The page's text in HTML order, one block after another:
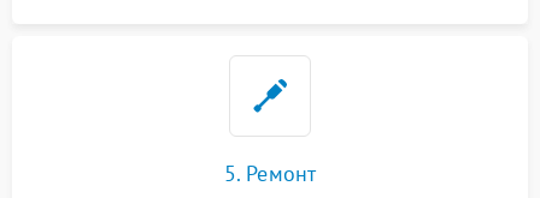
5. Ремонт